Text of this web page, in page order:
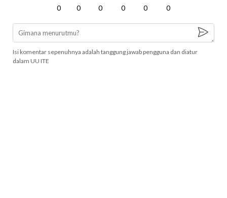
0 0 0 0 0 0
Isi komentar sepenuhnya adalah tanggung jawab pengguna dan diatur
dalam UU ITE